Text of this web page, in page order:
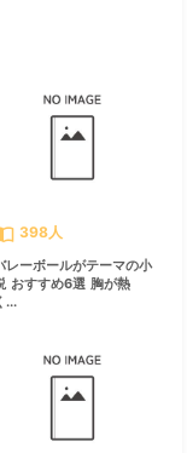
398人
レーボールがテーマの小
おすすめ6選 胸が熱
...